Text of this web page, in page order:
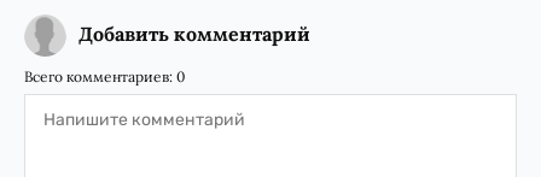
Добавить комментарий
Всего комментариев: 0